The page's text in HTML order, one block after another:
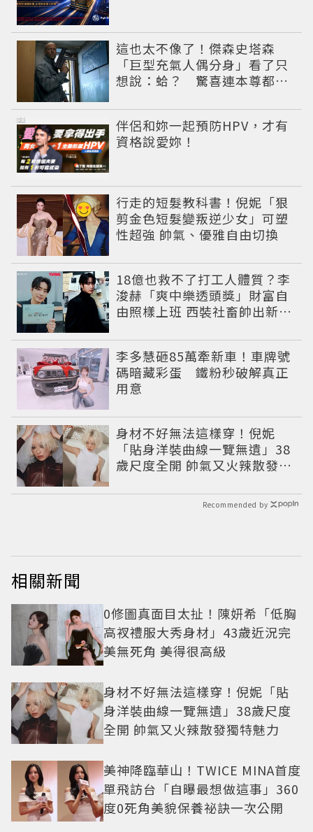
這也太不像了！傑森史塔森
「巨型充氣人偶分身」看了只
想說：蛤？ 驚喜連本尊都吐
伴侶和妳一起預防HPV，才有
資格說愛妳！
PR
行走的短髮教科書！倪妮「狠
剪金色短髮變叛逆少女」可塑
性超強 帥氣、優雅自由切換
18億也救不了打工人體質？李
浚赫「爽中樂透頭獎」財富自
由照樣上班 西裝社畜帥出新高
李多慧砸85萬牽新車！車牌號
碼暗藏彩蛋 鐵粉秒破解真正
用意
身材不好無法這樣穿！倪妮
「貼身洋裝曲線一覽無遺」38
歲尺度全開 帥氣又火辣散發獨
Recommended by
相關新聞
0修圖真面目太扯！陳妍希「低胸
高衩禮服大秀身材」43歲近況完
美無死角 美得很高級
身材不好無法這樣穿！倪妮「貼
身洋裝曲線一覽無遺」38歲尺度
全開 帥氣又火辣散發獨特魅力
美神降臨華山！TWICE MINA首度
單飛訪台「自曝最想做這事」360
度0死角美貌保養祕訣一次公開